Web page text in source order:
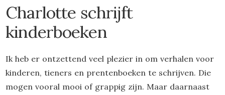
Charlotte schrijft
kinderboeken
Ik heb er ontzettend veel plezier in om verhalen voor
kinderen, tieners en prentenboeken te schrijven. Die
mogen vooral mooi of grappig zijn. Maar daarnaast